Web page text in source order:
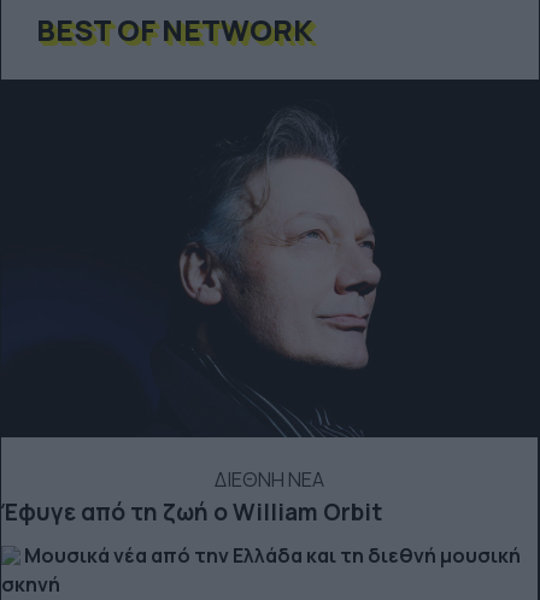
BEST OF NETWORK
ΔΙΕΘΝΗ ΝΕΑ
Έφυγε από τη ζωή ο William Orbit
Μουσικά νέα από την Ελλάδα και τη διεθνή μουσική
σκηνή